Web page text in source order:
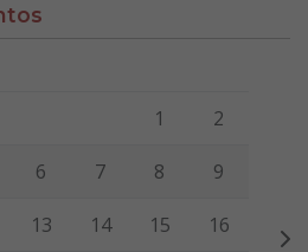
Viernes Sábado
1 2
6 7 8 9
13 14 15 16